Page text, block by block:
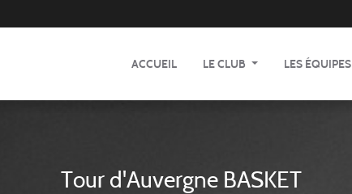
ACCUEIL LE CLUB LES ÉQUIPES
Tour d'Auvergne BASKET